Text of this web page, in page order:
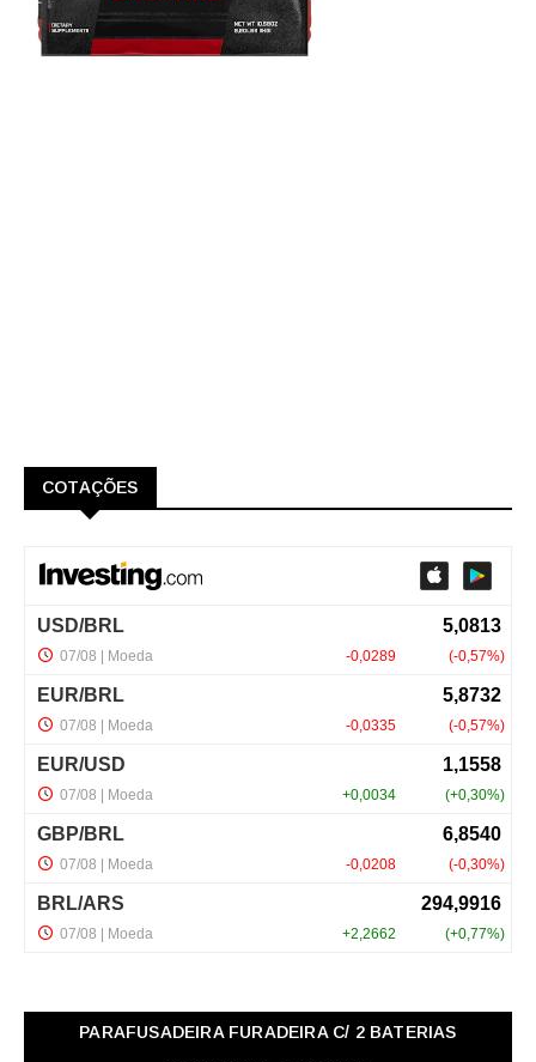
COTAÇÕES
PARAFUSADEIRA FURADEIRA C/ 2 BATERIAS